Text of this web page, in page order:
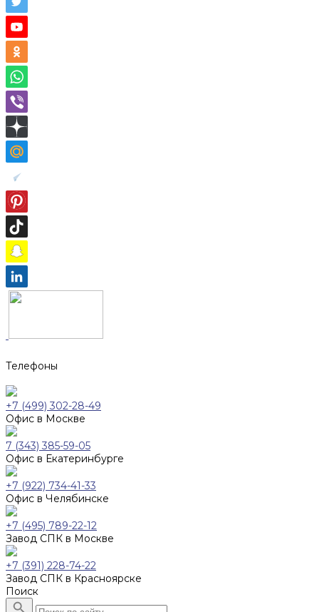
Телефоны
+7 (499) 302-28-49
Офис в Москве
7 (343) 385-59-05
Офис в Екатеринбурге
+7 (922) 734-41-33
Офис в Челябинске
+7 (495) 789-22-12
Завод СПК в Москве
+7 (391) 228-74-22
Завод СПК в Красноярске
Поиск